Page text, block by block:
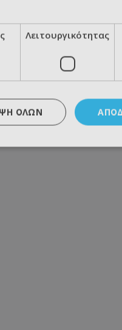
Λειτουργικότητας
ΌΛΩΝ